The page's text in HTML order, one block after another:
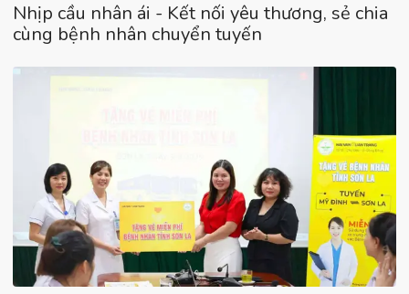
Nhịp cầu nhân ái - Kết nối yêu thương, sẻ chia
cùng bệnh nhân chuyển tuyến